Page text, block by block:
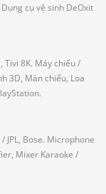
Dụng cụ vệ sinh DeOxit
Tivi 8K. Máy chiếu/
3D, Màn chiếu, Loa
/ JPL, Bose. Microphone
Mixer Karaoke /